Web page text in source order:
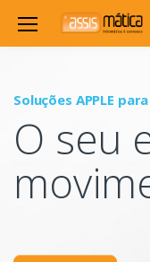
Soluções APPLE
O seu